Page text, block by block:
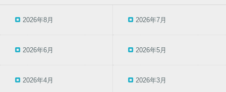
2026年8月 2026年7月
2026年6月 2026年5月
2026年4月 2026年3月